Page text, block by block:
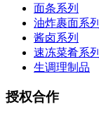
面条系列
油炸裹面系列
酱卤系列
速冻菜肴系列
生调理制品
授权合作